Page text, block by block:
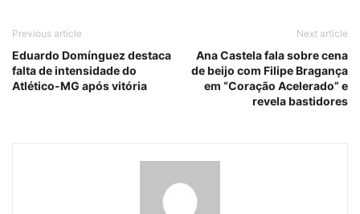
Previous article
Eduardo Domínguez destaca
falta de intensidade do
Atlético-MG após vitória
Next article
Ana Castela fala sobre cena
de beijo com Filipe Bragança
em “Coração Acelerado” e
revela bastidores